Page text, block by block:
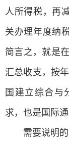
人所得税，再
关办理年度纳
简言之，就是
汇总收支，按
国建立综合与
求，也是国际通
需要说明的